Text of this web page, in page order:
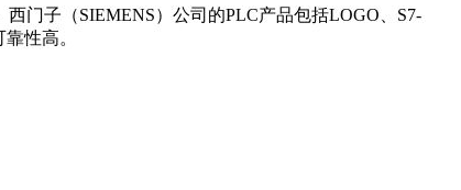
门子（SIEMENS）公司的PLC产品包括LOGO、S7-
性高。